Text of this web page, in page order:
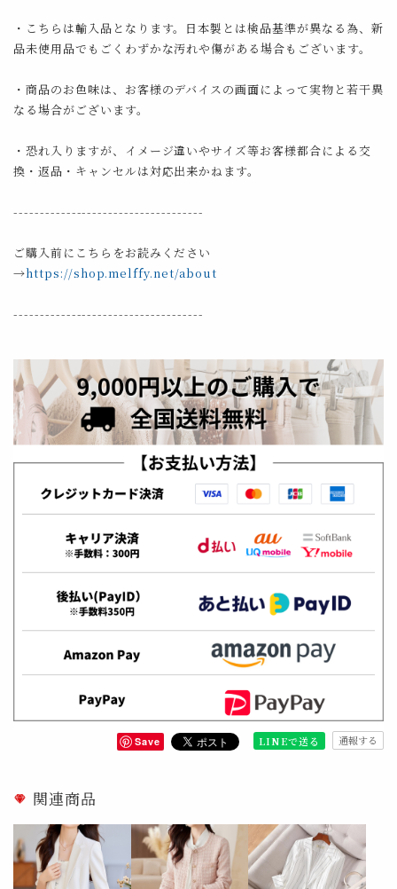
・こちらは輸入品となります。日本製とは検品基準が異なる為、新
品未使用品でもごくわずかな汚れや傷がある場合もございます。
・商品のお色味は、お客様のデバイスの画面によって実物と若干異
なる場合がございます。
・恐れ入りますが、イメージ違いやサイズ等お客様都合による交
換・返品・キャンセルは対応出来かねます。
------------------------------------
ご購入前にこちらをお読みください
→https://shop.melffy.net/about
------------------------------------
Save LINEで送る 通報する
関連商品